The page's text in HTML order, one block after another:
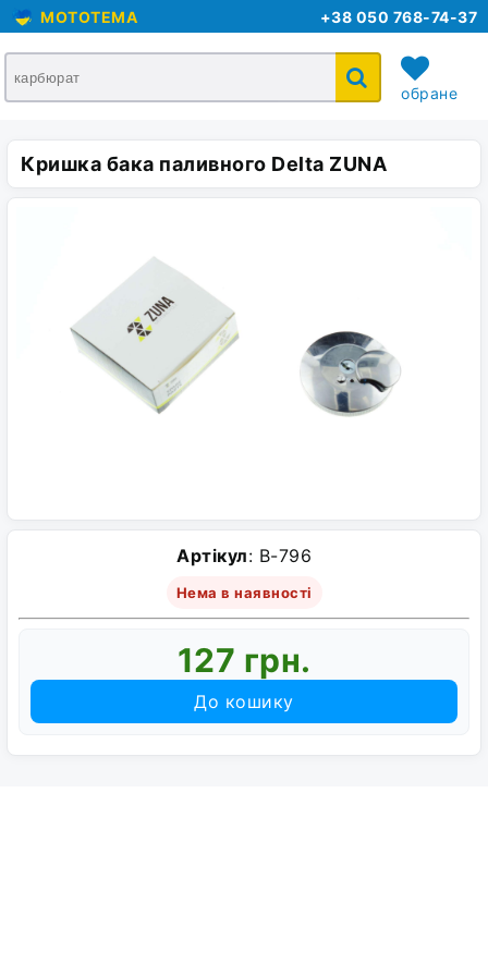
MOTOTEMA +38 050 768-74-37
обране
Кришка бака паливного Delta ZUNA
Артікул: B-796
Нема в наявності
127 грн.
До кошику